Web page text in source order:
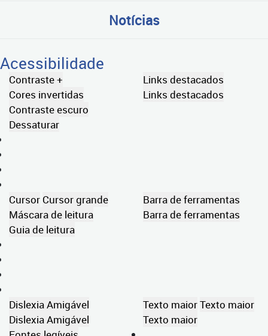
Notícias
Acessibilidade
Contraste +
Cores invertidas
Contraste escuro
Dessaturar
Links destacados
Links destacados
Cursor Cursor grande
Máscara de leitura
Guia de leitura
Barra de ferramentas
Barra de ferramentas
Dislexia Amigável
Dislexia Amigável
Texto maiorTexto maior
Texto maior